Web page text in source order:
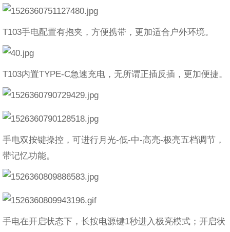
T103手电配置有抱夹，方便携带，更加适合户外环境。
T103内置TYPE-C急速充电，无所谓正插反插，更加便捷。
手电双按键操控，可进行月光-低-中-高亮-极亮五档调节，
带记忆功能。
手电在开启状态下，长按电源键1秒进入极亮模式；开启状